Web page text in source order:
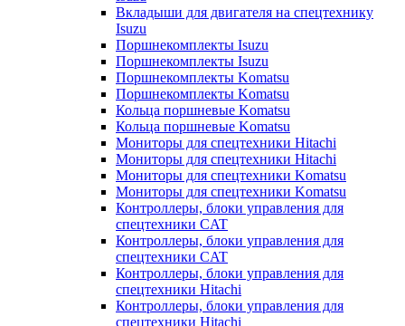
Вкладыши для двигателя на спецтехнику
Isuzu
Поршнекомплекты Isuzu
Поршнекомплекты Isuzu
Поршнекомплекты Komatsu
Поршнекомплекты Komatsu
Кольца поршневые Komatsu
Кольца поршневые Komatsu
Мониторы для спецтехники Hitachi
Мониторы для спецтехники Hitachi
Мониторы для спецтехники Komatsu
Мониторы для спецтехники Komatsu
Контроллеры, блоки управления для
спецтехники CAT
Контроллеры, блоки управления для
спецтехники CAT
Контроллеры, блоки управления для
спецтехники Hitachi
Контроллеры, блоки управления для
спецтехники Hitachi